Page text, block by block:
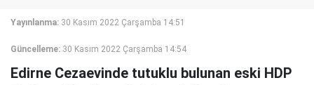
Yayınlanma: 30 Kasım 2022 Çarşamba 14:51
Güncelleme: 30 Kasım 2022 Çarşamba 14:54
Edirne Cezaevinde tutuklu bulunan eski HDP